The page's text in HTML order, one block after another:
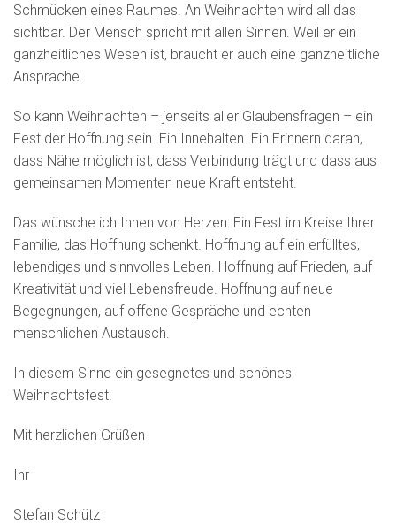
Schmücken eines Raumes. An Weihnachten wird all das
sichtbar. Der Mensch spricht mit allen Sinnen. Weil er ein
ganzheitliches Wesen ist, braucht er auch eine ganzheitliche
Ansprache.
So kann Weihnachten – jenseits aller Glaubensfragen – ein
Fest der Hoffnung sein. Ein Innehalten. Ein Erinnern daran,
dass Nähe möglich ist, dass Verbindung trägt und dass aus
gemeinsamen Momenten neue Kraft entsteht.
Das wünsche ich Ihnen von Herzen: Ein Fest im Kreise Ihrer
Familie, das Hoffnung schenkt. Hoffnung auf ein erfülltes,
lebendiges und sinnvolles Leben. Hoffnung auf Frieden, auf
Kreativität und viel Lebensfreude. Hoffnung auf neue
Begegnungen, auf offene Gespräche und echten
menschlichen Austausch.
In diesem Sinne ein gesegnetes und schönes
Weihnachtsfest.
Mit herzlichen Grüßen
Ihr
Stefan Schütz